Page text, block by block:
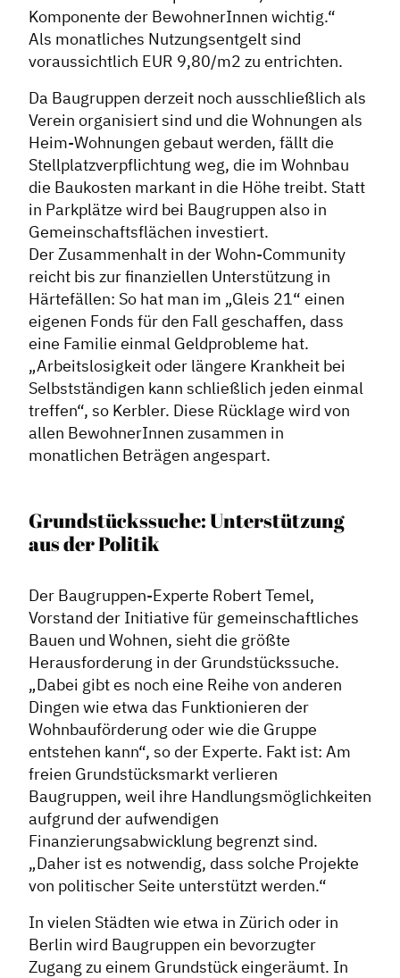
Komponente der BewohnerInnen wichtig.“
Als monatliches Nutzungsentgelt sind
voraussichtlich EUR 9,80/m2 zu entrichten.
Da Baugruppen derzeit noch ausschließlich als
Verein organisiert sind und die Wohnungen als
Heim-Wohnungen gebaut werden, fällt die
Stellplatzverpflichtung weg, die im Wohnbau
die Baukosten markant in die Höhe treibt. Statt
in Parkplätze wird bei Baugruppen also in
Gemeinschaftsflächen investiert.
Der Zusammenhalt in der Wohn-Community
reicht bis zur finanziellen Unterstützung in
Härtefällen: So hat man im „Gleis 21“ einen
eigenen Fonds für den Fall geschaffen, dass
eine Familie einmal Geldprobleme hat.
„Arbeitslosigkeit oder längere Krankheit bei
Selbstständigen kann schließlich jeden einmal
treffen“, so Kerbler. Diese Rücklage wird von
allen BewohnerInnen zusammen in
monatlichen Beträgen angespart.
Grundstückssuche: Unterstützung
aus der Politik
Der Baugruppen-Experte Robert Temel,
Vorstand der Initiative für gemeinschaftliches
Bauen und Wohnen, sieht die größte
Herausforderung in der Grundstückssuche.
„Dabei gibt es noch eine Reihe von anderen
Dingen wie etwa das Funktionieren der
Wohnbauförderung oder wie die Gruppe
entstehen kann“, so der Experte. Fakt ist: Am
freien Grundstücksmarkt verlieren
Baugruppen, weil ihre Handlungsmöglichkeiten
aufgrund der aufwendigen
Finanzierungsabwicklung begrenzt sind.
„Daher ist es notwendig, dass solche Projekte
von politischer Seite unterstützt werden.“
In vielen Städten wie etwa in Zürich oder in
Berlin wird Baugruppen ein bevorzugter
Zugang zu einem Grundstück eingeräumt. In